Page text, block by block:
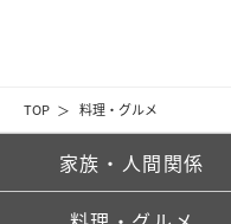
TOP 料理・グルメ
家族・人間関係